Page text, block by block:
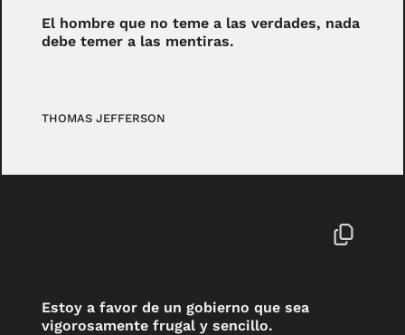
El hombre que no teme a las verdades, nada
debe temer a las mentiras.
THOMAS JEFFERSON
Estoy a favor de un gobierno que sea
vigorosamente frugal y sencillo.